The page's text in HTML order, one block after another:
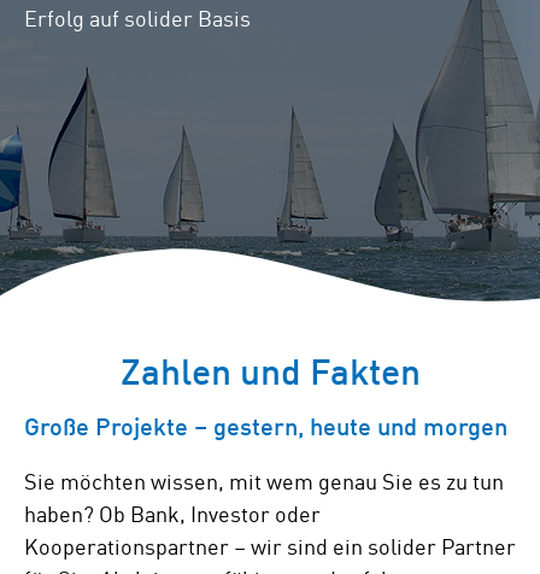
Zahlen und Fakten
Erfolg auf solider Basis
Große Projekte – gestern, heute und morgen
Sie möchten wissen, mit wem genau Sie es zu tun
haben? Ob Bank, Investor oder
Kooperationspartner – wir sind ein solider Partner